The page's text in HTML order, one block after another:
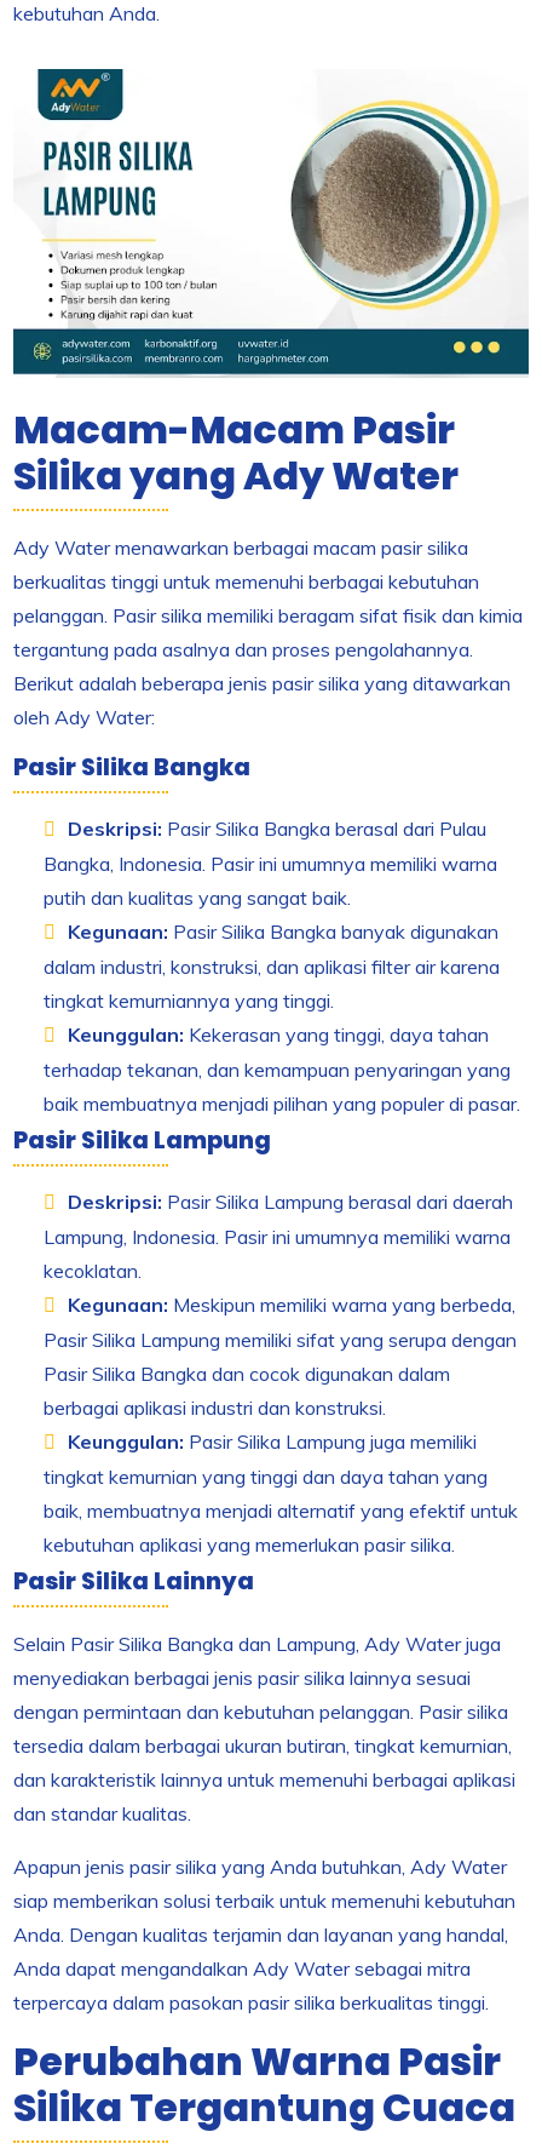
kebutuhan Anda.
Macam-Macam Pasir
Silika yang Ady Water
Ady Water menawarkan berbagai macam pasir silika
berkualitas tinggi untuk memenuhi berbagai kebutuhan
pelanggan. Pasir silika memiliki beragam sifat fisik dan kimia
tergantung pada asalnya dan proses pengolahannya.
Berikut adalah beberapa jenis pasir silika yang ditawarkan
oleh Ady Water:
Pasir Silika Bangka
Deskripsi: Pasir Silika Bangka berasal dari Pulau
Bangka, Indonesia. Pasir ini umumnya memiliki warna
putih dan kualitas yang sangat baik.
Kegunaan: Pasir Silika Bangka banyak digunakan
dalam industri, konstruksi, dan aplikasi filter air karena
tingkat kemurniannya yang tinggi.
Keunggulan: Kekerasan yang tinggi, daya tahan
terhadap tekanan, dan kemampuan penyaringan yang
baik membuatnya menjadi pilihan yang populer di pasar.
Pasir Silika Lampung
Deskripsi: Pasir Silika Lampung berasal dari daerah
Lampung, Indonesia. Pasir ini umumnya memiliki warna
kecoklatan.
Kegunaan: Meskipun memiliki warna yang berbeda,
Pasir Silika Lampung memiliki sifat yang serupa dengan
Pasir Silika Bangka dan cocok digunakan dalam
berbagai aplikasi industri dan konstruksi.
Keunggulan: Pasir Silika Lampung juga memiliki
tingkat kemurnian yang tinggi dan daya tahan yang
baik, membuatnya menjadi alternatif yang efektif untuk
kebutuhan aplikasi yang memerlukan pasir silika.
Pasir Silika Lainnya
Selain Pasir Silika Bangka dan Lampung, Ady Water juga
menyediakan berbagai jenis pasir silika lainnya sesuai
dengan permintaan dan kebutuhan pelanggan. Pasir silika
tersedia dalam berbagai ukuran butiran, tingkat kemurnian,
dan karakteristik lainnya untuk memenuhi berbagai aplikasi
dan standar kualitas.
Apapun jenis pasir silika yang Anda butuhkan, Ady Water
siap memberikan solusi terbaik untuk memenuhi kebutuhan
Anda. Dengan kualitas terjamin dan layanan yang handal,
Anda dapat mengandalkan Ady Water sebagai mitra
terpercaya dalam pasokan pasir silika berkualitas tinggi.
Perubahan Warna Pasir
Silika Tergantung Cuaca